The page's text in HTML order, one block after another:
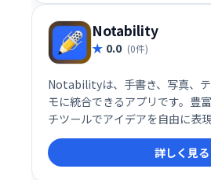
Notability
0.0 (0件)
Notabilityは、手書き、写真、
モに統合できるアプリです。豊
チツールでアイデアを自由に表
けも可能です。仕事、学習、生
理・管理できます。プロジェク
まで、効率的な情報整理をサポ
詳しく見る